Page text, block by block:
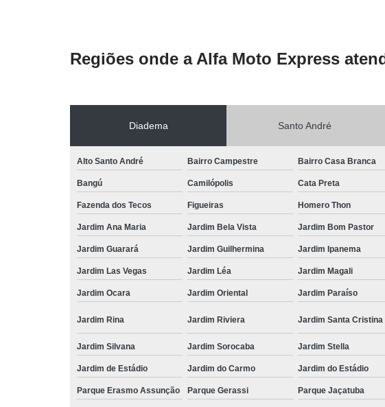
Regiões onde a Alfa Moto Express
Diadema Santo André
Alto Santo André Bairro Campestre Bairro Casa Branca
Bangú Camilópolis Cata Preta
Fazenda dos Tecos Figueiras Homero Thon
Jardim Ana Maria Jardim Bela Vista Jardim Bom Pastor
Jardim Guarará Jardim Guilhermina Jardim Ipanema
Jardim Las Vegas Jardim Léa Jardim Magali
Jardim Ocara Jardim Oriental Jardim Paraíso
Jardim Rina Jardim Riviera Jardim Santa Cristina
Jardim Silvana Jardim Sorocaba Jardim Stella
Jardim de Estádio Jardim do Carmo Jardim do Estádio
Parque Erasmo Assunção Parque Gerassi Parque Jaçatuba